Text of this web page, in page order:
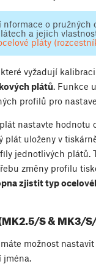
nformace o pružných
a jejich
pláty
vyžadují
plátů. Funkce
profilů pro
nastavte hodnotu
plát uloženy v
jednotlivých plátů.
změny profilu
zjistit typ
S & MK3/
možnost
jména.